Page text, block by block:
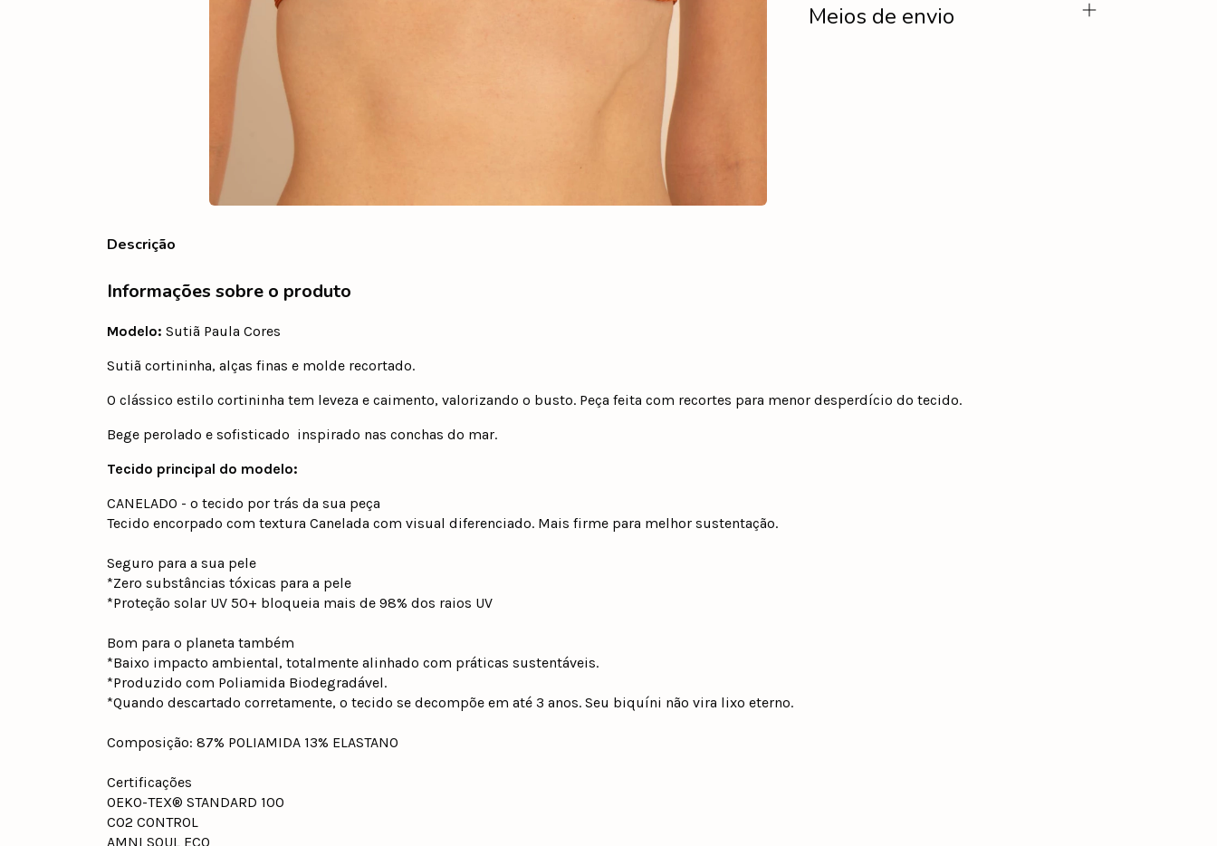
Meios de envio
Descrição
Informações sobre o produto
Modelo: Sutiã Paula Cores
Sutiã cortininha, alças finas e molde recortado.
O clássico estilo cortininha tem leveza e caimento, valorizando o busto. Peça feita com recortes para menor desperdício do tecido.
Bege perolado e sofisticado  inspirado nas conchas do mar.
Tecido principal do modelo:
CANELADO - o tecido por trás da sua peça
Tecido encorpado com textura Canelada com visual diferenciado. Mais firme para melhor sustentação.
Seguro para a sua pele
*Zero substâncias tóxicas para a pele
*Proteção solar UV 50+ bloqueia mais de 98% dos raios UV
Bom para o planeta também
*Baixo impacto ambiental, totalmente alinhado com práticas sustentáveis.
*Produzido com Poliamida Biodegradável.
*Quando descartado corretamente, o tecido se decompõe em até 3 anos. Seu biquíni não vira lixo eterno.
Composição: 87% POLIAMIDA 13% ELASTANO
Certificações
OEKO-TEX® STANDARD 100
CO2 CONTROL
AMNI SOUL ECO